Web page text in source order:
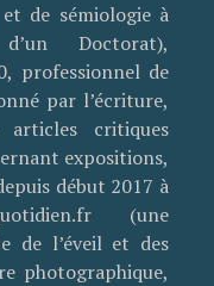
de sémiologie à
Doctorat),
professionnel de
par l’écriture,
critiques
expositions,
début 2017 à
(une
de l’éveil et des
photographique,